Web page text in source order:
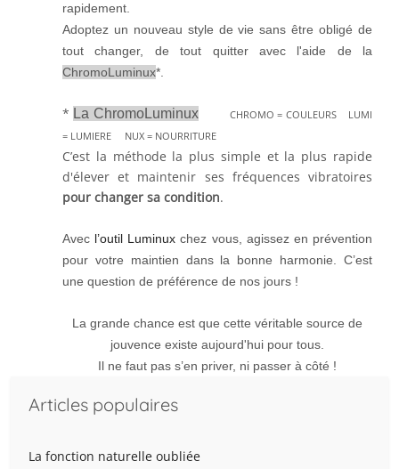
rapidement.
Adoptez un nouveau style de vie sans être obligé de
tout changer, de tout quitter avec l'aide de la
ChromoLuminux*.
* La ChromoLuminux
CHROMO = COULEURS LUMI
= LUMIERE NUX = NOURRITURE
C’est la méthode la plus simple et la plus rapide
d'élever et maintenir ses fréquences vibratoires
pour changer sa condition.
Avec l’outil Luminux chez vous, agissez en prévention
pour votre maintien dans la bonne harmonie. C’est
une question de préférence de nos jours !
La grande chance est que cette véritable source de
jouvence existe aujourd'hui pour tous.
Il ne faut pas s’en priver, ni passer à côté !
Articles populaires
La fonction naturelle oubliée